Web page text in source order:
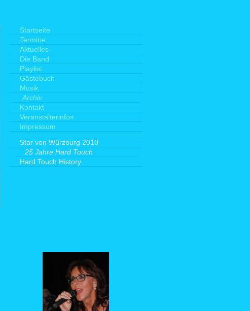
Startseite
Termine
Aktuelles
Die Band
Playlist
Gästebuch
Musik
Archiv
Kontakt
Veranstalterinfos
Impressum
Star von Würzburg 2010
25 Jahre Hard Touch
Hard Touch History